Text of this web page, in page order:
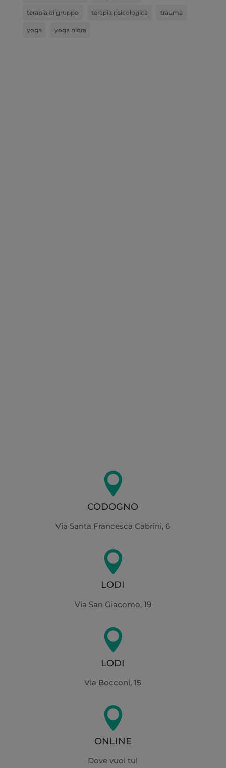
terapia di gruppo terapia psicologica trauma
yoga yoga nidra

CODOGNO
Via Santa Francesca Cabrini, 6

LODI
Via San Giacomo, 19

LODI
Via Bocconi, 15

ONLINE
Dove vuoi tu!